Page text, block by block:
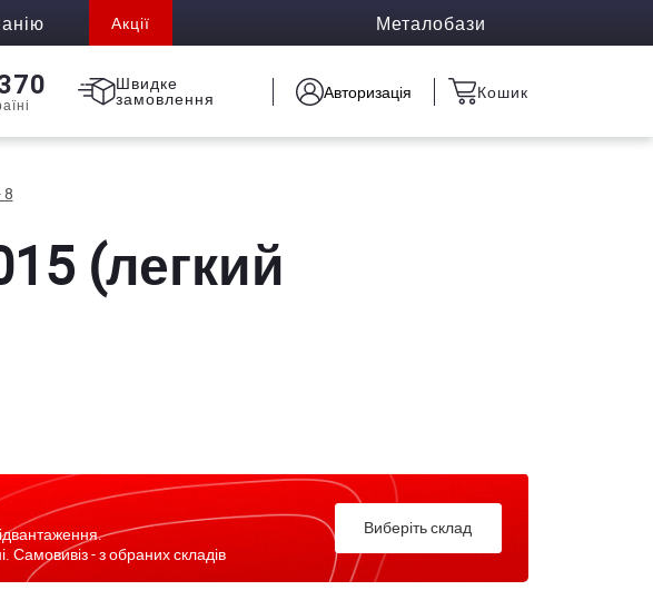
Акції Металобази
Швидке
замовлення Авторизація Кошик
(легкий
Самовивіз - з обраних складів
Виберіть склад